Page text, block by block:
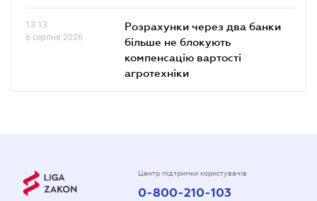
13.13
6 серпня 2026
Розрахунки через два банки
більше не блокують
компенсацію вартості
агротехніки
Центр підтримки користувачів
0-800-210-103